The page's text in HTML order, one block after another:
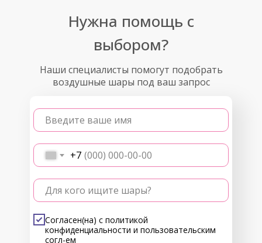
Наши специалисты помогут подобрать
воздушные шары под ваш запрос
Введите ваше имя
+7
Для кого ищите шары?
Согласен(на) с политикой
конфиденциальности и пользовательским
согл-ем
Нужна помощь с
выбором?